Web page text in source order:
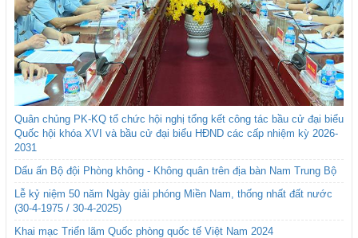
Quân chủng PK-KQ tổ chức hội nghị tổng kết công tác bầu cử đại biểu
Quốc hội khóa XVI và bầu cử đại biểu HĐND các cấp nhiệm kỳ 2026-
2031
Dấu ấn Bộ đội Phòng không - Không quân trên địa bàn Nam Trung Bộ
Lễ kỷ niệm 50 năm Ngày giải phóng Miền Nam, thống nhất đất nước
(30-4-1975 / 30-4-2025)
Khai mạc Triển lãm Quốc phòng quốc tế Việt Nam 2024